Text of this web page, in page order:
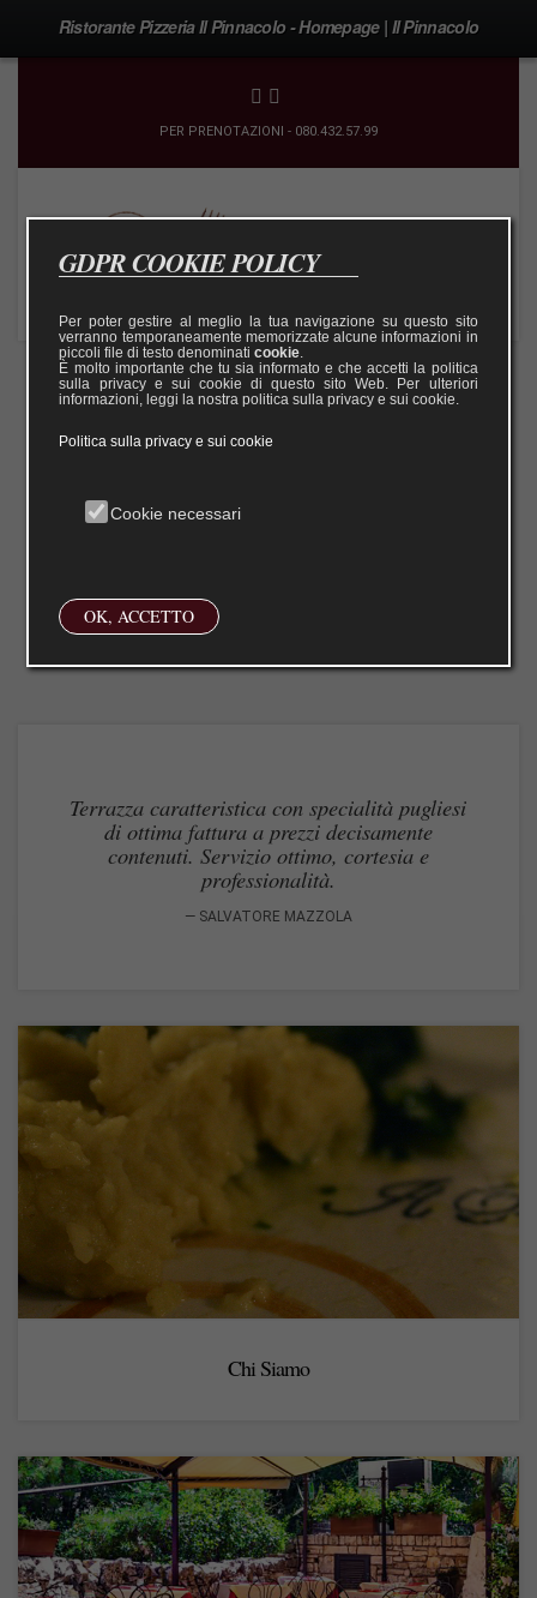
Ristorante Pizzeria Il Pinnacolo - Homepage | Il Pinnacolo
PER PRENOTAZIONI - 080.432.57.99
Terrazza caratteristica con specialità pugliesi
di ottima fattura a prezzi decisamente
contenuti. Servizio ottimo, cortesia e
professionalità.
SALVATORE MAZZOLA
Chi Siamo
GDPR COOKIE POLICY
Per poter gestire al meglio la tua navigazione su questo sito
verranno temporaneamente memorizzate alcune informazioni in
piccoli file di testo denominaticookie
È molto importante che tu sia informato e che accetti la politica
sulla privacy e sui cookie di questo sito Web. Per ulteriori
informazioni, leggi la nostra politica sulla privacy e sui cookie.
Politica sulla privacy e sui cookie
Cookie necessari
OK, ACCETTO